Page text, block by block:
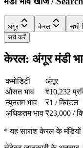
अंगूर केरल सभी
सर्च करें
केरल: अंगूर मंडी
कमोडिटी
अंगूर
औसत भाव
₹10,232
न्यूनतम भाव
₹1 /क्विंटल
अधिकतम भाव ₹23,000 /
*यह सारांश केरल के मंडियों